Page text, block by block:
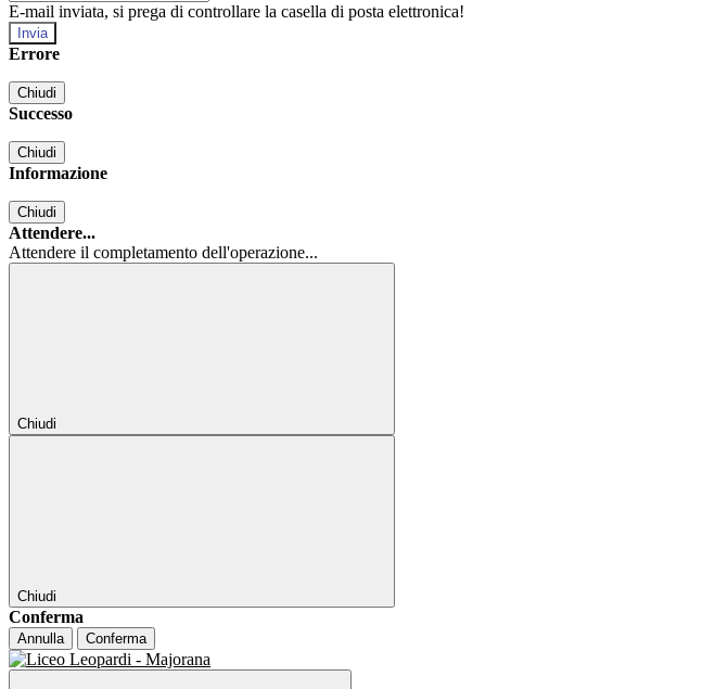
E-mail inviata, si prega di controllare la casella di posta elettronica!
Errore
Chiudi
Successo
Chiudi
Informazione
Chiudi
Attendere...
Attendere il completamento dell'operazione...
Chiudi
Chiudi
Conferma
Annulla Conferma